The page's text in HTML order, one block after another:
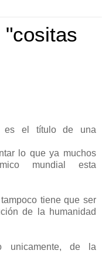
"cositas
es el título de una
lo que ya muchos
mundial esta
tiene que ser
de la humanidad
unicamente, de la